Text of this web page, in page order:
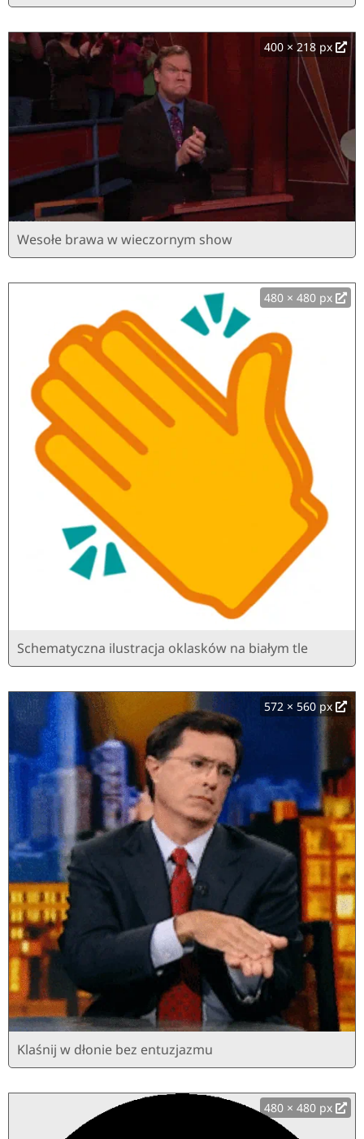
400 × 218 px
Wesołe brawa w wieczornym show
480 × 480 px
Schematyczna ilustracja oklasków na białym tle
572 × 560 px
Klaśnij w dłonie bez entuzjazmu
480 × 480 px